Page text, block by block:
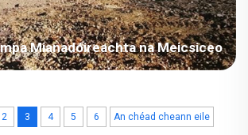
Mianadóireachta na Meicsiceo
Chonsidhneacha: Comhcheangal
2 3 4 5 6 An chéad cheann eile